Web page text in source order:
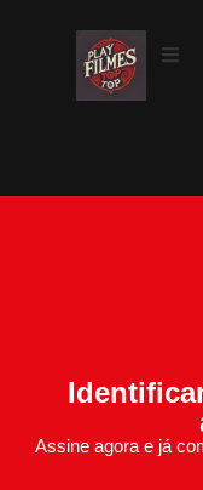
Assine agora e já